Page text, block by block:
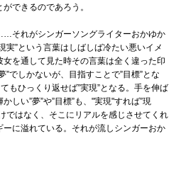
できるのであろう。
それがシンガーソングライターおかゆか
実”という言葉はしばしば冷たい悪いイメ
を通して見た時その言葉は全く違った印
”でしかないが、目指すことで”目標”とな
もひっくり返せば”実現”となる。手を伸ば
しい”夢”や”目標”も、"実現"すれば”現
ではなく、そこにリアルを感じさせてくれ
に溢れている。それが流しシンガーおか